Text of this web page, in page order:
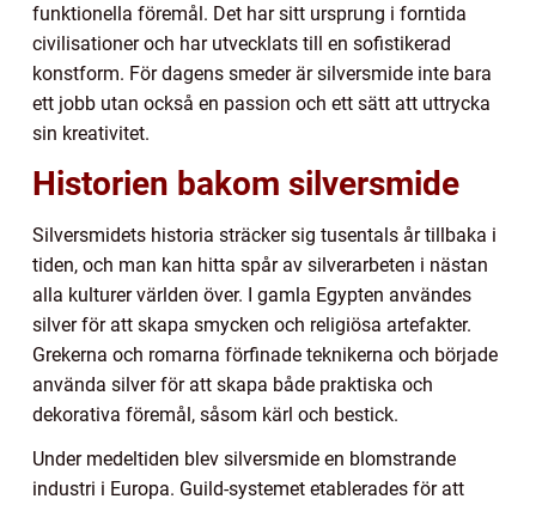
funktionella föremål. Det har sitt ursprung i forntida
civilisationer och har utvecklats till en sofistikerad
konstform. För dagens smeder är silversmide inte bara
ett jobb utan också en passion och ett sätt att uttrycka
sin kreativitet.
Historien bakom silversmide
Silversmidets historia sträcker sig tusentals år tillbaka i
tiden, och man kan hitta spår av silverarbeten i nästan
alla kulturer världen över. I gamla Egypten användes
silver för att skapa smycken och religiösa artefakter.
Grekerna och romarna förfinade teknikerna och började
använda silver för att skapa både praktiska och
dekorativa föremål, såsom kärl och bestick.
Under medeltiden blev silversmide en blomstrande
industri i Europa. Guild-systemet etablerades för att